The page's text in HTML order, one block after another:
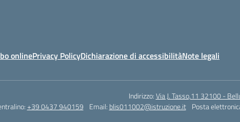
onlinePrivacy PolicyDichiarazione di accessibilitàNote legali
Indirizzo:Via J. Tasso,11 32100 -
+39 0437 940159 Email: blis011002@istruzione.it Posta